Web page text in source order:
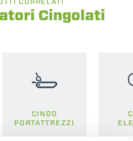
Cingolati
CINGO
PORTATTREZZI